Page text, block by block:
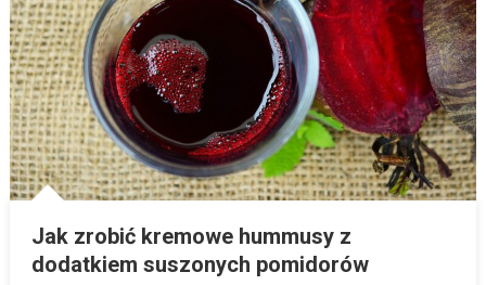
Jak zrobić kremowe hummusy z
dodatkiem suszonych pomidorów